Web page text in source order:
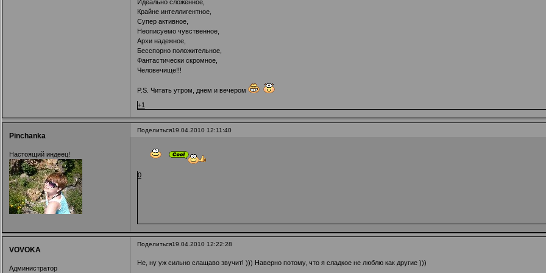
Идеально сложенное,
Крайне интеллигентное,
Супер активное,
Неописуемо чувственное,
Архи надежное,
Бесспорно положительное,
Фантастически скромное,
Человечище!!!
P.S. Читать утром, днем и вечером
+1
Поделиться19.04.2010 12:11:40
Pinchanka
Настоящий индеец!
0
Поделиться19.04.2010 12:22:28
VOVOKA
Администратор
Не, ну уж сильно слащаво звучит! ))) Наверно потому, что я сладкое не люблю как другие )))